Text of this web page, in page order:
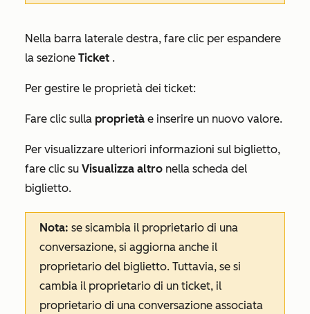
Nella barra laterale destra, fare clic per espandere
la sezione Ticket .
Per gestire le proprietà dei ticket:
Fare clic sulla proprietà e inserire un nuovo valore.
Per visualizzare ulteriori informazioni sul biglietto,
fare clic su Visualizza altro nella scheda del
biglietto.
Nota: se sicambia il proprietario di una
conversazione, si aggiorna anche il
proprietario del biglietto. Tuttavia, se si
cambia il proprietario di un ticket, il
proprietario di una conversazione associata